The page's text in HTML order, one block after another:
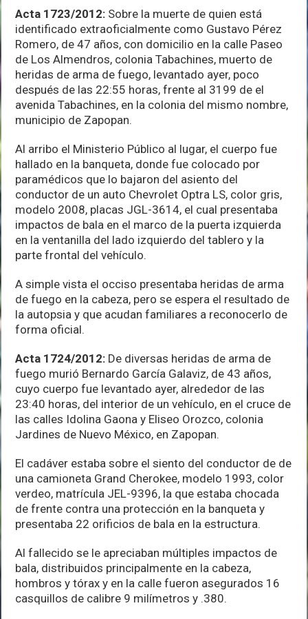
Acta 1723/2012: Sobre la muerte de quien está
identificado extraoficialmente como Gustavo Pérez
Romero, de 47 años, con domicilio en la calle Paseo
de Los Almendros, colonia Tabachines, muerto de
heridas de arma de fuego, levantado ayer, poco
después de las 22:55 horas, frente al 3199 de el
avenida Tabachines, en la colonia del mismo nombre,
municipio de Zapopan.
Al arribo el Ministerio Público al lugar, el cuerpo fue
hallado en la banqueta, donde fue colocado por
paramédicos que lo bajaron del asiento del
conductor de un auto Chevrolet Optra LS, color gris,
modelo 2008, placas JGL-3614, el cual presentaba
impactos de bala en el marco de la puerta izquierda
en la ventanilla del lado izquierdo del tablero y la
parte frontal del vehículo.
A simple vista el occiso presentaba heridas de arma
de fuego en la cabeza, pero se espera el resultado de
la autopsia y que acudan familiares a reconocerlo de
forma oficial.
Acta 1724/2012: De diversas heridas de arma de
fuego murió Bernardo García Galaviz, de 43 años,
cuyo cuerpo fue levantado ayer, alrededor de las
23:40 horas, del interior de un vehículo, en el cruce de
las calles Idolina Gaona y Eliseo Orozco, colonia
Jardines de Nuevo México, en Zapopan.
El cadáver estaba sobre el siento del conductor de de
una camioneta Grand Cherokee, modelo 1993, color
verdeo, matrícula JEL-9396, la que estaba chocada
de frente contra una protección en la banqueta y
presentaba 22 orificios de bala en la estructura.
Al fallecido se le apreciaban múltiples impactos de
bala, distribuidos principalmente en la cabeza,
hombros y tórax y en la calle fueron asegurados 16
casquillos de calibre 9 milímetros y .380.